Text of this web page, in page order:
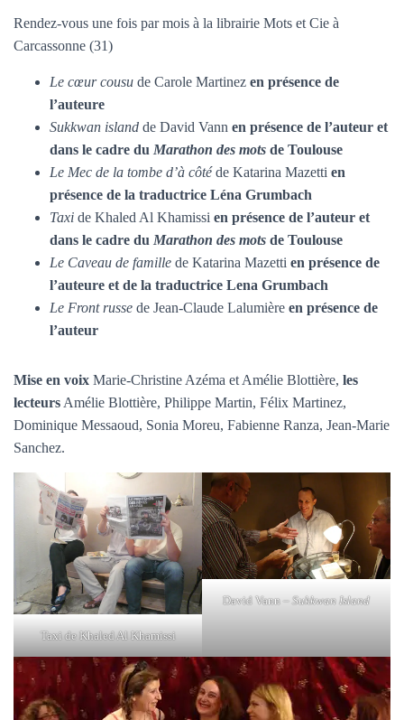
Rendez-vous une fois par mois à la librairie Mots et Cie à
Carcassonne (31)
Le cœur cousu de Carole Martinez en présence de
l’auteure
Sukkwan island de David Vann en présence de l’auteur et
dans le cadre du Marathon des mots de Toulouse
Le Mec de la tombe d’à côtéde Katarina Mazetti en
présence de la traductrice Léna Grumbach
Taxi de Khaled Al Khamissi en présence de l’auteur et
dans le cadre du Marathon des mots de Toulouse
Le Caveau de famille de Katarina Mazetti en présence de
l’auteure et de la traductrice Lena Grumbach
Le Front russe de Jean-Claude Lalumière en présence de
l’auteur
Mise en voix Marie-Christine Azéma et Amélie Blottière, les
lecteurs Amélie Blottière, Philippe Martin, Félix Martinez,
Dominique Messaoud, Sonia Moreu, Fabienne Ranza, Jean-Marie
Sanchez.
Taxi de Khaled Al Khamissi
David Vann –Sukkwan Island